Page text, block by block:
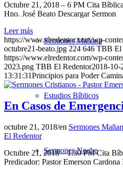
Sermones Mañana
Estudios Bíblicos
Sermones Noche
Octubre 21, 2018 – 6 PM Cita
Hno. José Beato Descargar Sermon
Leer más
https://www.elredentor.com/wp-
octubre21-beato.jpg 224 646 TBB El
https://www.elredentor.com/wp-
2023.png TBB El Redentor2018-10-
13:31:31Principios para Poder
En Casos de
octubre 21, 2018/en Sermones
El Redentor
Octubre 21, 2018 – 1:30 PM Cita
Predicador: Pastor Emerson Cardona